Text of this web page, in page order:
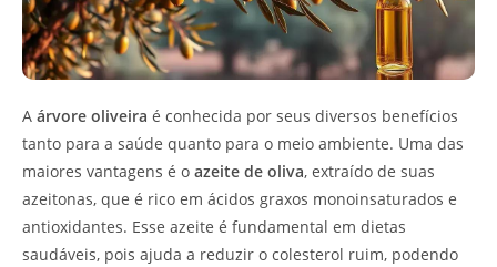
A árvore oliveira é conhecida por seus diversos benefícios
tanto para a saúde quanto para o meio ambiente. Uma das
maiores vantagens é o azeite de oliva, extraído de suas
azeitonas, que é rico em ácidos graxos monoinsaturados e
antioxidantes. Esse azeite é fundamental em dietas
saudáveis, pois ajuda a reduzir o colesterol ruim, podendo